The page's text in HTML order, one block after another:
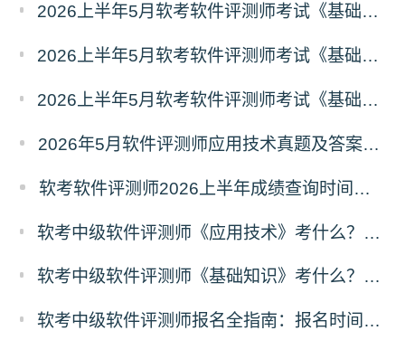
2026上半年5月软考软件评测师考试《基础知识》真题及答案（21-30）
2026上半年5月软考软件评测师考试《基础知识》真题及答案（11-20）
2026上半年5月软考软件评测师考试《基础知识》真题及答案（1-10）
2026年5月软件评测师应用技术真题及答案（考生回忆版）
软考软件评测师2026上半年成绩查询时间及入口
软考中级软件评测师《应用技术》考什么？软件评测师应用技术科目考试内容
软考中级软件评测师《基础知识》考什么？软件评测师基础知识科目考试内容
软考中级软件评测师报名全指南：报名时间、入口、流程、资料、注意事项